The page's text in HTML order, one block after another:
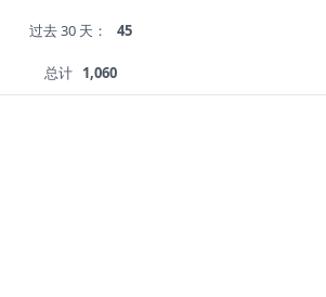
过去 30 天： 45
总计 1,060